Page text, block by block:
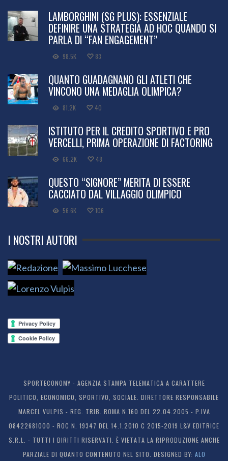
LAMBORGHINI (SG PLUS): ESSENZIALE
DEFINIRE UNA STRATEGIA AD HOC QUANDO SI
PARLA DI “FAN ENGAGEMENT”
98.5K 83
QUANTO GUADAGNANO GLI ATLETI CHE
VINCONO UNA MEDAGLIA OLIMPICA?
81.2K 40
ISTITUTO PER IL CREDITO SPORTIVO E PRO
VERCELLI, PRIMA OPERAZIONE DI FACTORING
66.2K 48
QUESTO “SIGNORE” MERITA DI ESSERE
CACCIATO DAL VILLAGGIO OLIMPICO
56.6K 106
I NOSTRI AUTORI
SPORTECONOMY - AGENZIA STAMPA TELEMATICA A CARATTERE
POLITICO, ECONOMICO, SPORTIVO, SOCIALE. DIRETTORE RESPONSABILE
MARCEL VULPIS - REG. TRIB. ROMA N.160 DEL 22.04.2005 - P.IVA
08422681000 - ROC N. 19347 DEL 14.1.2010 C 2015-2019 L&V EDITRICE
S.R.L. - TUTTI I DIRITTI RISERVATI. È VIETATA LA RIPRODUZIONE ANCHE
PARZIALE DI QUANTO CONTENUTO NEL SITO. DESIGNED BY: ALO